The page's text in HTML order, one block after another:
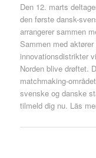
Den 12. marts
den første dansk-
arrangerer sammen
Sammen med
innovationsdistrikter
Norden blive drøftet.
matchmaking-
svenske og danske
tilmeld dig nu. Läs